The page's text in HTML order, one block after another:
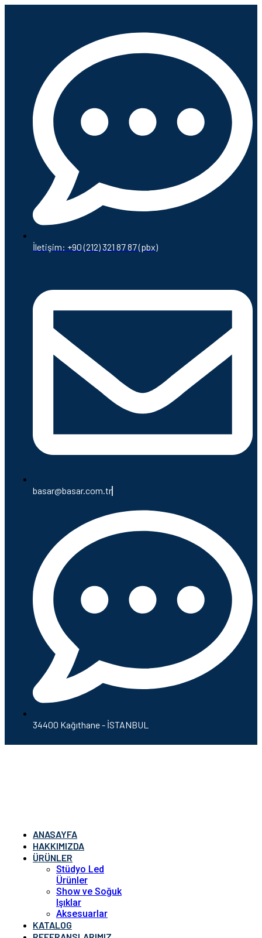
İletişim: +90 (212) 321 87 87 (pbx)
basar@basar.com.tr
34400 Kağıthane - İSTANBUL
ANASAYFA
HAKKIMIZDA
ÜRÜNLER
Stüdyo Led
Ürünler
Show ve Soğuk
Işıklar
Aksesuarlar
KATALOG